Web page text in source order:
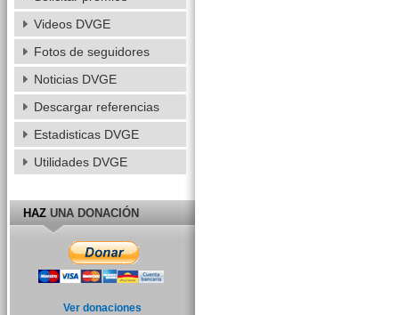
Videos DVGE
Fotos de seguidores
Noticias DVGE
Descargar referencias
Estadisticas DVGE
Utilidades DVGE
HAZUNA DONACIÓN
Ver donaciones